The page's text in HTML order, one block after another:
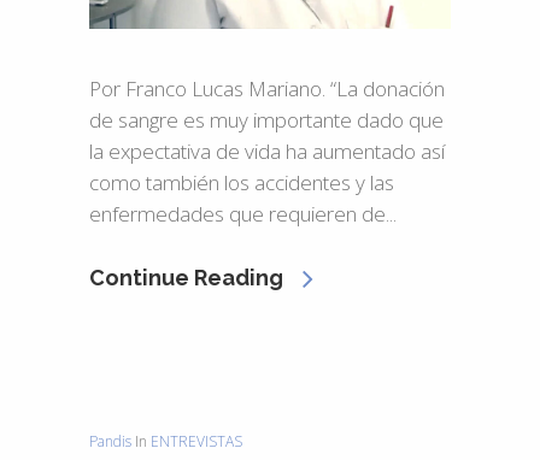
Por Franco Lucas Mariano. “La donación
de sangre es muy importante dado que
la expectativa de vida ha aumentado así
como también los accidentes y las
enfermedades que requieren de...
Continue Reading
Pandis In ENTREVISTAS